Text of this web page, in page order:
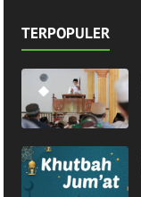
TERPOPULER